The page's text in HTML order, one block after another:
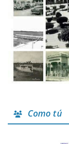
Como tú